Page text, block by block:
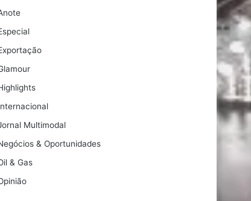
Multimodal
& Oportunidades
& Gas